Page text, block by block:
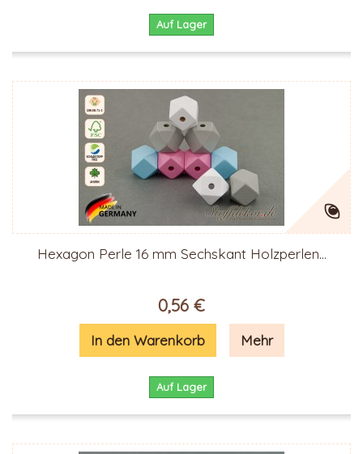
Auf Lager
Hexagon Perle 16 mm Sechskant Holzperlen...
0,56 €
In den Warenkorb Mehr
Auf Lager